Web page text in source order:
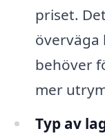
priset.
överväga
behöver
mer
Typ av